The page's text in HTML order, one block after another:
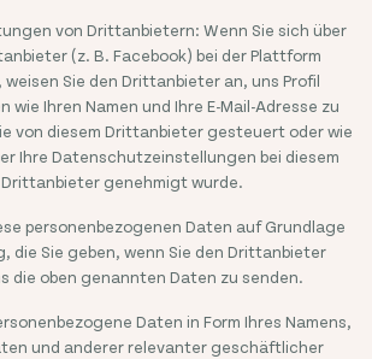
von Drittanbietern: Wenn Sie sich über
(z. B. Facebook) bei der Plattform
weisen Sie den Drittanbieter an, uns Profil
wie Ihren Namen und Ihre E-Mail-Adresse zu
von diesem Drittanbieter gesteuert oder wie
Ihre Datenschutzeinstellungen bei diesem
Drittanbieter genehmigt wurde.
personenbezogenen Daten auf Grundlage
die Sie geben, wenn Sie den Drittanbieter
die oben genannten Daten zu senden.
Daten in Form Ihres Namens,
und anderer relevanter geschäftlicher